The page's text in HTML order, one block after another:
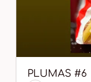
PLUMAS #6